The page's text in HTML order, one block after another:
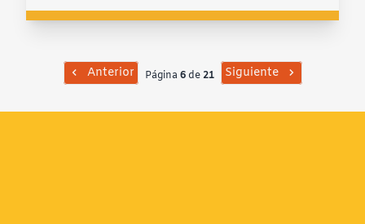
Anterior Página 6de21 Siguiente